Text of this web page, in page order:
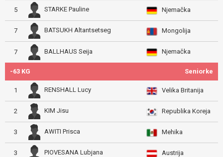
5 STARKE Pauline Njemačka
7 BATSUKH Altantsetseg Mongolija
7 BALLHAUS Seija Njemačka
-63 KG Seniorke
1 RENSHALL Lucy Velika Britanija
2 KIM Jisu Republika Koreja
3 AWITI Prisca Mehika
3 PIOVESANA Lubjana Austrija